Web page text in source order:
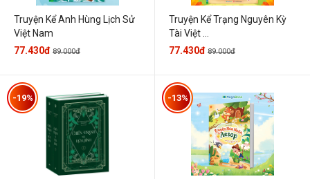
Truyện Kể Anh Hùng Lịch Sử
Việt Nam
77.430đ 89.000đ
Truyện Kể Trạng Nguyên Kỳ
Tài Việt ...
77.430đ 89.000đ
-19% -13%